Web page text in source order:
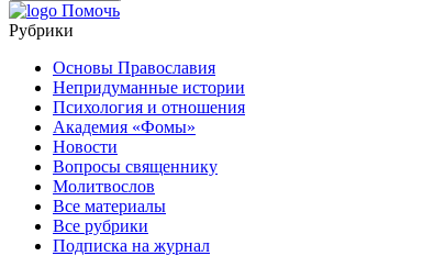
Помочь
Рубрики
Основы Православия
Непридуманные истории
Психология и отношения
Академия «Фомы»
Новости
Вопросы священнику
Молитвослов
Все материалы
Все рубрики
Подписка на журнал